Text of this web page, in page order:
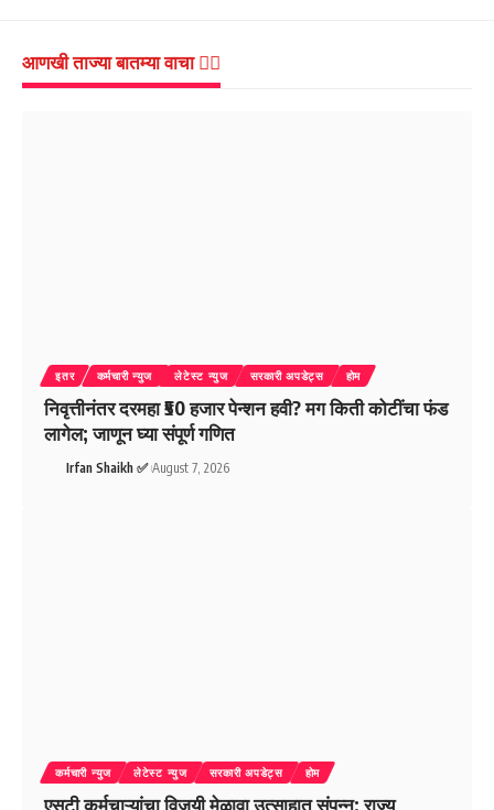
आणखी ताज्या बातम्या वाचा 👇🏻
इतर कर्मचारी न्युज लेटेस्ट न्युज सरकारी अपडेट्स होम
निवृत्तीनंतर दरमहा ₹50 हजार पेन्शन हवी? मग किती कोटींचा फंड
लागेल; जाणून घ्या संपूर्ण गणित
Irfan Shaikh ✅ August 7, 2026
कर्मचारी न्युज लेटेस्ट न्युज सरकारी अपडेट्स होम
एसटी कर्मचाऱ्यांचा विजयी मेळावा उत्साहात संपन्न; राज्य